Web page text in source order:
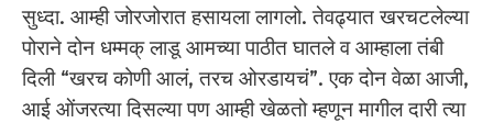
सुध्दा. आम्ही जोरजोरात हसायला लागलो. तेवढ्यात खरचटलेल्या
पोराने दोन धम्मक् लाडू आमच्या पाठीत घातले व आम्हाला तंबी
दिली “खरच कोणी आलं, तरच ओरडायचं”. एक दोन वेळा आजी,
आई ओंजरत्या दिसल्या पण आम्ही खेळतो म्हणून मागील दारी त्या